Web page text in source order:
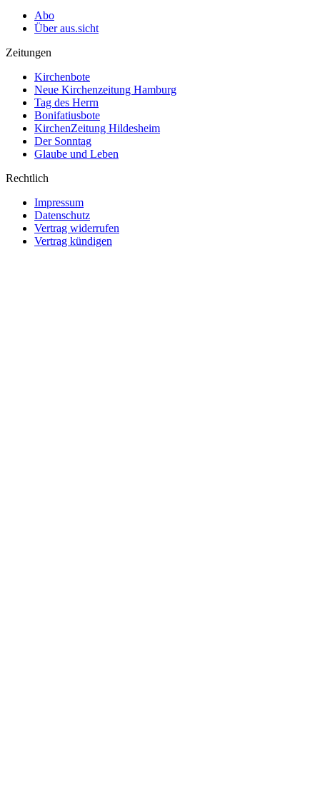
Abo
Über aus.sicht
Zeitungen
Kirchenbote
Neue Kirchenzeitung Hamburg
Tag des Herrn
Bonifatiusbote
KirchenZeitung Hildesheim
Der Sonntag
Glaube und Leben
Rechtlich
Impressum
Datenschutz
Vertrag widerrufen
Vertrag kündigen